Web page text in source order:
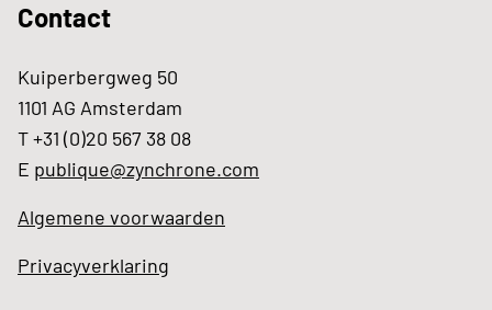
Contact
Kuiperbergweg 50
1101 AG Amsterdam
T +31 (0)20 567 38 08
E publique@zynchrone.com
Algemene voorwaarden
Privacyverklaring